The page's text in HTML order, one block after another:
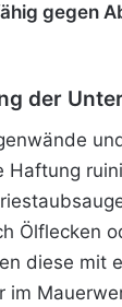
gegen
der
Ölflecken
diese mit